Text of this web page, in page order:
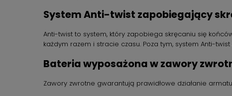
System Anti-twist zapobiegający
Anti-twist to system, który zapobiega skręcaniu się
każdym razem i stracie czasu. Poza tym, system Anti-
Bateria wyposażona w zawory
Zawory zwrotne gwarantują prawidłowe działanie